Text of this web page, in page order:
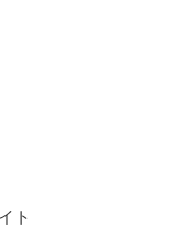
ト